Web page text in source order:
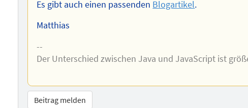
Es gibt auch einen passenden Blogartikel.
Matthias
--
Der Unterschied zwischen Java und JavaScript ist
Beitrag melden